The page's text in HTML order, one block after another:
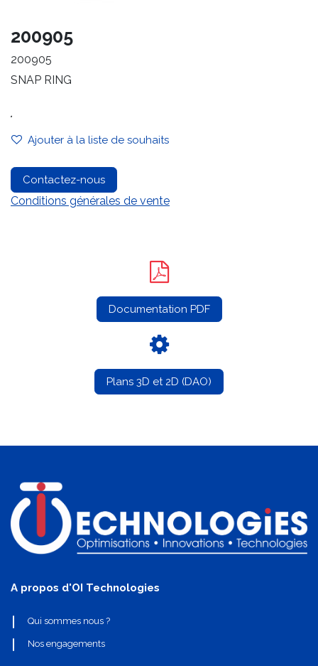
200905
200905
SNAP RING
.
Ajouter à la liste de souhaits
Contactez-nous
Conditions générales de vente
Documentation PDF
Plans 3D et 2D (DAO)
A propos d'OI Technologies
Qui sommes nous ?
Nos engagements